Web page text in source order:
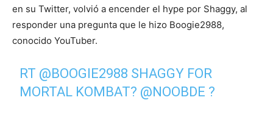
en su Twitter, volvió a encender el hype por Shaggy, al
responder una pregunta que le hizo Boogie2988,
conocido YouTuber.
RT @BOOGIE2988 SHAGGY FOR
MORTAL KOMBAT? @NOOBDE ?